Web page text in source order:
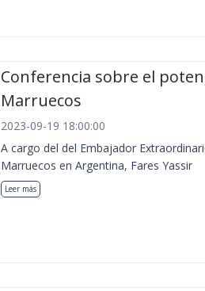
Conferencia sobre el
Marruecos
2023-09-19 18:00:00
A cargo del del Embajador
Marruecos en Argentina, Fares Yassir
Leer más